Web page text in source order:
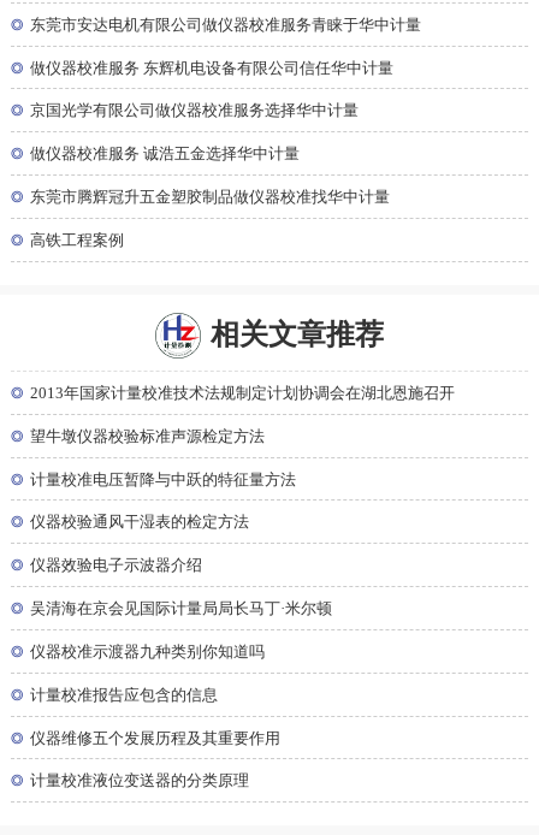
◎ 东莞市安达电机有限公司做仪器校准服务青睐于华中计量
◎ 做仪器校准服务 东辉机电设备有限公司信任华中计量
◎ 京国光学有限公司做仪器校准服务选择华中计量
◎ 做仪器校准服务 诚浩五金选择华中计量
◎ 东莞市腾辉冠升五金塑胶制品做仪器校准找华中计量
◎ 高铁工程案例
相关文章推荐
◎ 2013年国家计量校准技术法规制定计划协调会在湖北恩施召开
◎ 望牛墩仪器校验标准声源检定方法
◎ 计量校准电压暂降与中跃的特征量方法
◎ 仪器校验通风干湿表的检定方法
◎ 仪器效验电子示波器介绍
◎ 吴清海在京会见国际计量局局长马丁·米尔顿
◎ 仪器校准示渡器九种类别你知道吗
◎ 计量校准报告应包含的信息
◎ 仪器维修五个发展历程及其重要作用
◎ 计量校准液位变送器的分类原理